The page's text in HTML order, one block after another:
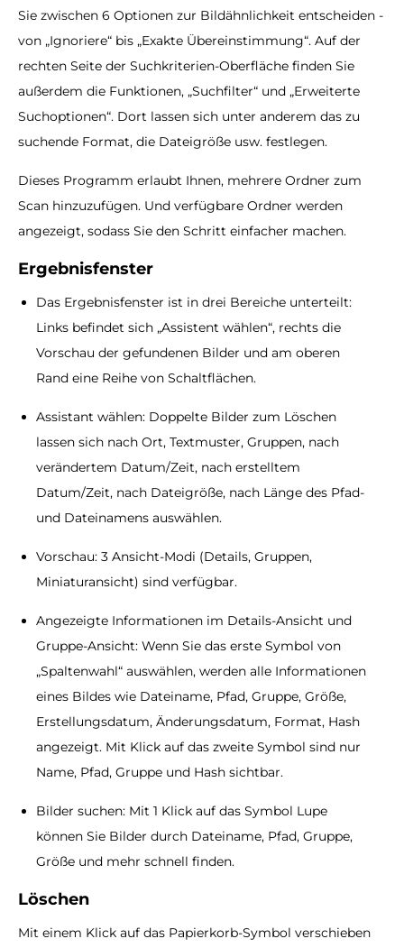
Sie zwischen 6 Optionen zur Bildähnlichkeit entscheiden -
von „Ignoriere“ bis „Exakte Übereinstimmung“. Auf der
rechten Seite der Suchkriterien-Oberfläche finden Sie
außerdem die Funktionen, „Suchfilter“ und „Erweiterte
Suchoptionen“. Dort lassen sich unter anderem das zu
suchende Format, die Dateigröße usw. festlegen.
Dieses Programm erlaubt Ihnen, mehrere Ordner zum
Scan hinzuzufügen. Und verfügbare Ordner werden
angezeigt, sodass Sie den Schritt einfacher machen.
Ergebnisfenster
Das Ergebnisfenster ist in drei Bereiche unterteilt:
Links befindet sich „Assistent wählen“, rechts die
Vorschau der gefundenen Bilder und am oberen
Rand eine Reihe von Schaltflächen.
Assistant wählen: Doppelte Bilder zum Löschen
lassen sich nach Ort, Textmuster, Gruppen, nach
verändertem Datum/Zeit, nach erstelltem
Datum/Zeit, nach Dateigröße, nach Länge des Pfad-
und Dateinamens auswählen.
Vorschau: 3 Ansicht-Modi (Details, Gruppen,
Miniaturansicht) sind verfügbar.
Angezeigte Informationen im Details-Ansicht und
Gruppe-Ansicht: Wenn Sie das erste Symbol von
„Spaltenwahl“ auswählen, werden alle Informationen
eines Bildes wie Dateiname, Pfad, Gruppe, Größe,
Erstellungsdatum, Änderungsdatum, Format, Hash
angezeigt. Mit Klick auf das zweite Symbol sind nur
Name, Pfad, Gruppe und Hash sichtbar.
Bilder suchen: Mit 1 Klick auf das Symbol Lupe
können Sie Bilder durch Dateiname, Pfad, Gruppe,
Größe und mehr schnell finden.
Löschen
Mit einem Klick auf das Papierkorb-Symbol verschieben